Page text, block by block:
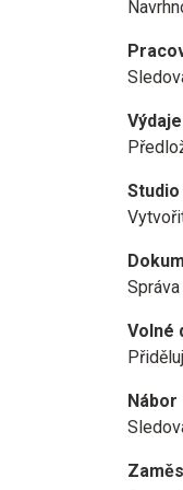
Výdaje
Studio
Volné
Nábor